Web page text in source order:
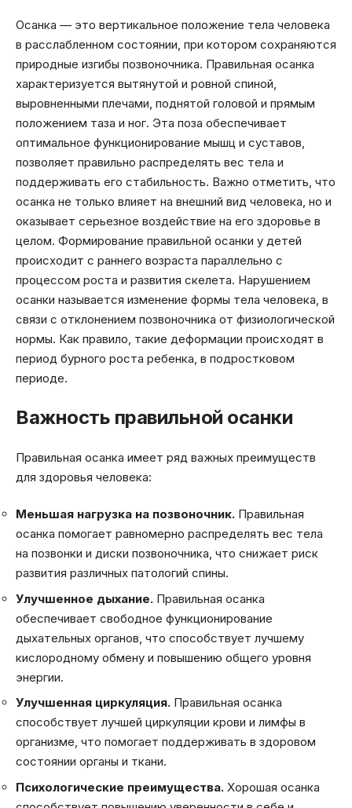
Осанка — это вертикальное положение тела человека
в расслабленном состоянии, при котором сохраняются
природные изгибы позвоночника. Правильная осанка
характеризуется вытянутой и ровной спиной,
выровненными плечами, поднятой головой и прямым
положением таза и ног. Эта поза обеспечивает
оптимальное функционирование мышц и суставов,
позволяет правильно распределять вес тела и
поддерживать его стабильность. Важно отметить, что
осанка не только влияет на внешний вид человека, но и
оказывает серьезное воздействие на его здоровье в
целом. Формирование правильной осанки у детей
происходит с раннего возраста параллельно с
процессом роста и развития скелета. Нарушением
осанки называется изменение формы тела человека, в
связи с отклонением позвоночника от физиологической
нормы. Как правило, такие деформации происходят в
период бурного роста ребенка, в подростковом
периоде.
Важность правильной осанки
Правильная осанка имеет ряд важных преимуществ
для здоровья человека:
Меньшая нагрузка на позвоночник. Правильная
осанка помогает равномерно распределять вес тела
на позвонки и диски позвоночника, что снижает риск
развития различных патологий спины.
Улучшенное дыхание. Правильная осанка
обеспечивает свободное функционирование
дыхательных органов, что способствует лучшему
кислородному обмену и повышению общего уровня
энергии.
Улучшенная циркуляция. Правильная осанка
способствует лучшей циркуляции крови и лимфы в
организме, что помогает поддерживать в здоровом
состоянии органы и ткани.
Психологические преимущества. Хорошая осанка